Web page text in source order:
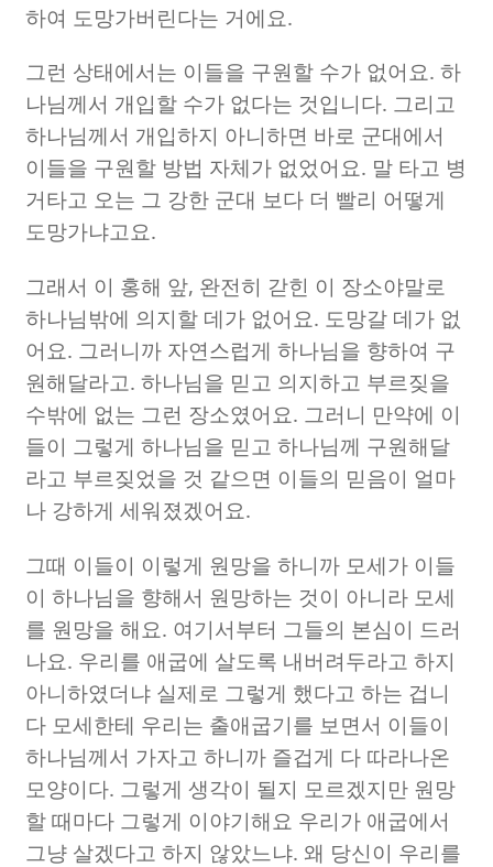
하여 도망가버린다는 거에요.
그런 상태에서는 이들을 구원할 수가 없어요. 하
나님께서 개입할 수가 없다는 것입니다. 그리고
하나님께서 개입하지 아니하면 바로 군대에서
이들을 구원할 방법 자체가 없었어요. 말 타고 병
거타고 오는 그 강한 군대 보다 더 빨리 어떻게
도망가냐고요.
그래서 이 홍해 앞, 완전히 갇힌 이 장소야말로
하나님밖에 의지할 데가 없어요. 도망갈 데가 없
어요. 그러니까 자연스럽게 하나님을 향하여 구
원해달라고. 하나님을 믿고 의지하고 부르짖을
수밖에 없는 그런 장소였어요. 그러니 만약에 이
들이 그렇게 하나님을 믿고 하나님께 구원해달
라고 부르짖었을 것 같으면 이들의 믿음이 얼마
나 강하게 세워졌겠어요.
그때 이들이 이렇게 원망을 하니까 모세가 이들
이 하나님을 향해서 원망하는 것이 아니라 모세
를 원망을 해요. 여기서부터 그들의 본심이 드러
나요. 우리를 애굽에 살도록 내버려두라고 하지
아니하였더냐 실제로 그렇게 했다고 하는 겁니
다 모세한테 우리는 출애굽기를 보면서 이들이
하나님께서 가자고 하니까 즐겁게 다 따라나온
모양이다. 그렇게 생각이 될지 모르겠지만 원망
할 때마다 그렇게 이야기해요 우리가 애굽에서
그냥 살겠다고 하지 않았느냐. 왜 당신이 우리를